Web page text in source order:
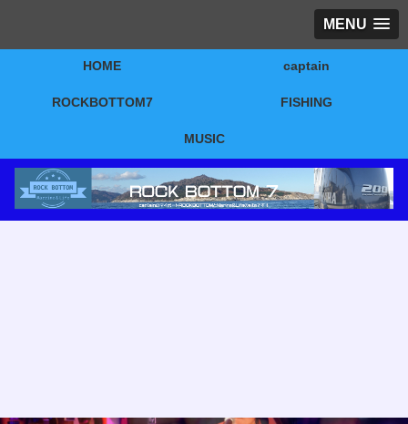
MENU
HOME captain
ROCKBOTTOM7 FISHING
MUSIC